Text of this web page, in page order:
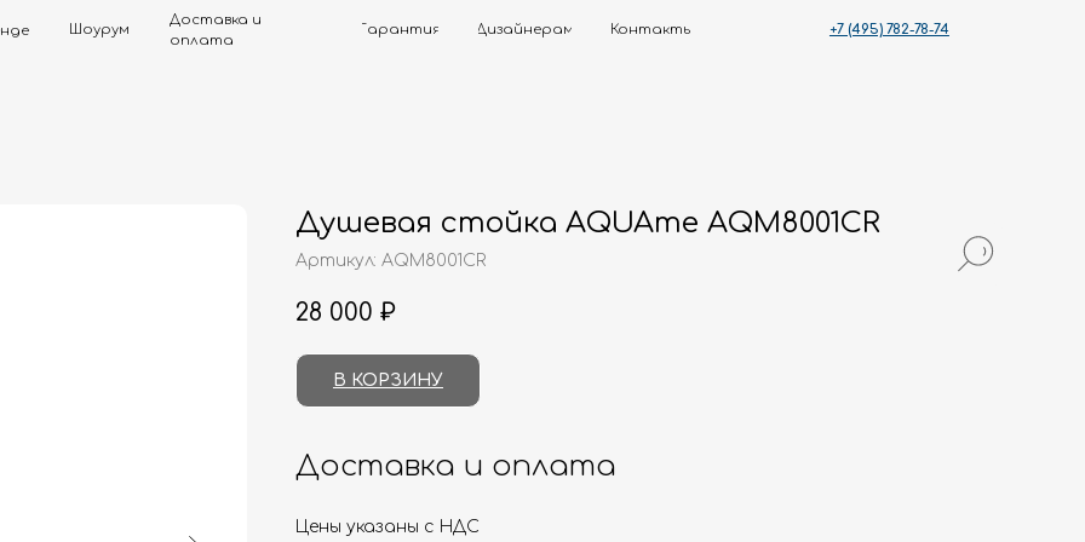
+7 (495) 782-78-74
Контакты
Дизайнерам
Доставка и
оплата
Шоурум
Душевая стойка AQUAme AQM8001CR
Артикул: AQM8001CR
28 000 ₽
В КОРЗИНУ
Доставка и оплата
Цены указаны с НДС